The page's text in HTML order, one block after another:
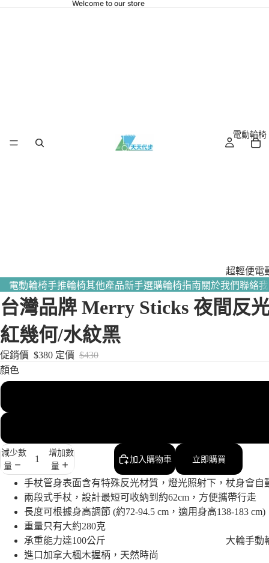
Welcome to our store
電動輪椅
超輕便電
輪椅｜全
熱賣
多功能電
動後控輪
大輪手動
電動輪椅手推輪椅其他產品新手選購輪椅指南關於我們聯絡
台灣品牌 Merry Sticks 夜間反
紅幾何/水紋黑
促銷價 $380 定價 $430
顏色
減少數
量
增加數
量
加入購物車 立即購買
手杖管身表面含有特殊反光材質，燈光照射下，杖身會自
兩段式手杖，設計最短可收納到約62cm，方便攜帶行走
長度可根據身高調節 (約72-94.5 cm，適用身高138-183 cm)
重量只有大約280克
承重能力達100公斤
進口加拿大楓木握柄，天然時尚